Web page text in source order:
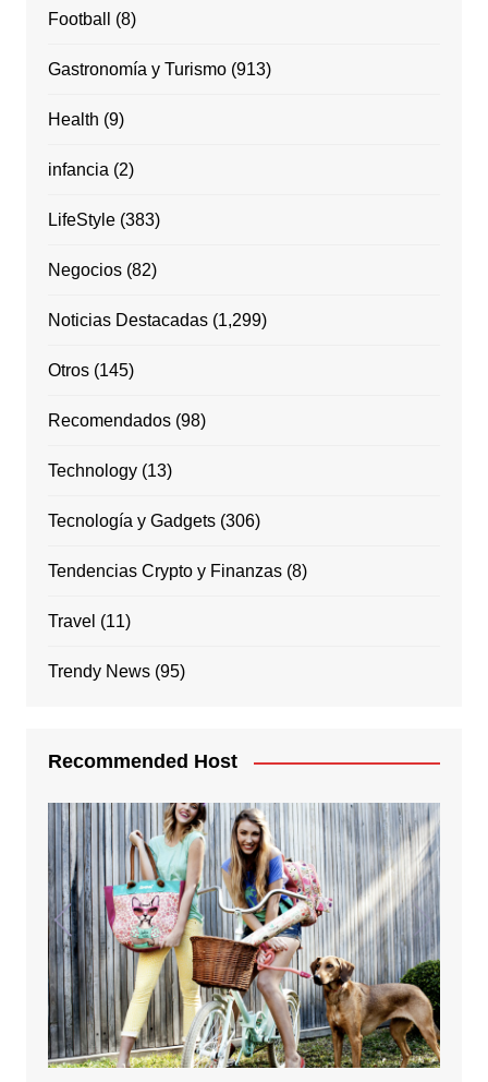
Football (8)
Gastronomía y Turismo(913)
Health (9)
infancia (2)
LifeStyle(383)
Negocios(82)
Noticias Destacadas(1,299)
Otros(145)
Recomendados(98)
Technology(13)
Tecnología y Gadgets(306)
Tendencias Crypto y Finanzas(8)
Travel (11)
Trendy News(95)
Recommended Host